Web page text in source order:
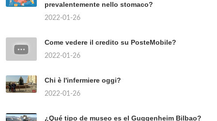
prevalentemente nello stomaco?
2022-01-26
Come vedere il credito su PosteMobile?
2022-01-26
Chi è l'infermiere oggi?
2022-01-26
¿Qué tipo de museo es el Guggenheim Bilbao?